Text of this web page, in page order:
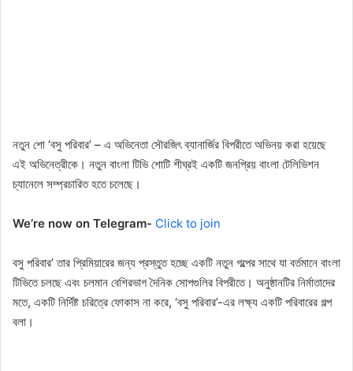
নতুন শো ‘বসু পরিবার’ – এ অভিনেতা সৌরজিৎ ব্যানার্জির বিপরীতে অভিনয় করা হয়েছে
এই অভিনেত্রীকে। নতুন বাংলা টিভি শোটি শীঘ্রই একটি জনপ্রিয় বাংলা টেলিভিশন
চ্যানেলে সম্প্রচারিত হতে চলেছে।
We’re now on Telegram- Click to join
বসু পরিবার’ তার প্রিমিয়ারের জন্য প্রস্তুত হচ্ছে একটি নতুন গল্পের সাথে যা বর্তমানে বাংলা
টিভিতে চলছে এবং চলমান বেশিরভাগ দৈনিক সোপগুলির বিপরীতে। অনুষ্ঠানটির নির্মাতাদের
মতে, একটি নির্দিষ্ট চরিত্রে ফোকাস না করে, ‘বসু পরিবার’-এর লক্ষ্য একটি পরিবারের গল্প
বলা।